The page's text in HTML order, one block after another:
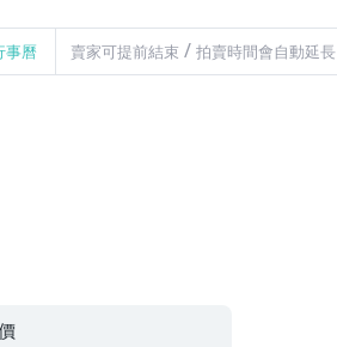
事曆 賣家可提前結束 / 拍賣時間會自動延長